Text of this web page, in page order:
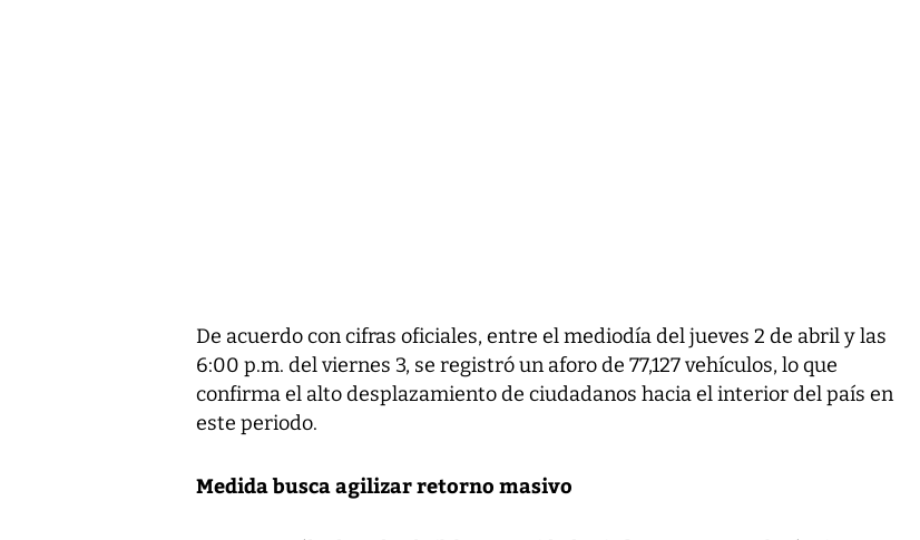
De acuerdo con cifras oficiales, entre el mediodía del jueves 2 de abril y las
6:00 p.m. del viernes 3, se registró un aforo de 77,127 vehículos, lo que
confirma el alto desplazamiento de ciudadanos hacia el interior del país en
este periodo.
Medida busca agilizar retorno masivo